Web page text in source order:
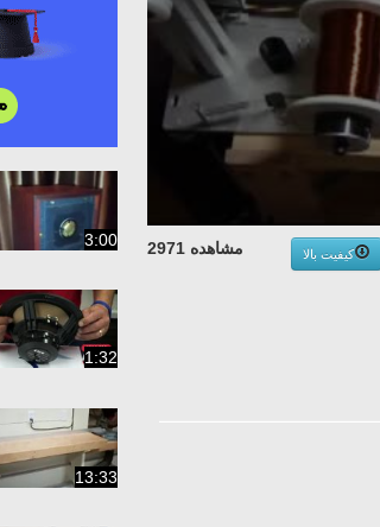
مشاهده 2971
کیفیت بالا
3:00
1:32
13:33